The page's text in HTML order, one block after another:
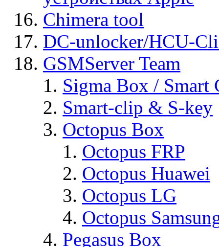
Chimera tool
DC-unlocker/HCU-
GSMServer Team
Sigma Box / Smart
Smart-clip & S-key
Octopus Box
Octopus FRP
Octopus Huawei
Octopus LG
Octopus
Pegasus Box